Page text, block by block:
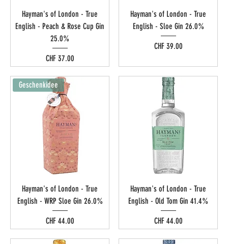
Hayman's of London - True
English - Peach & Rose Cup Gin
25.0%
Preis
CHF 37.00
Hayman's of London - True
English - Sloe Gin 26.0%
Preis
CHF 39.00
Geschenkidee
Hayman's of London - True
English - WRP Sloe Gin 26.0%
Preis
CHF 44.00
Hayman's of London - True
English - Old Tom Gin 41.4%
Preis
CHF 44.00